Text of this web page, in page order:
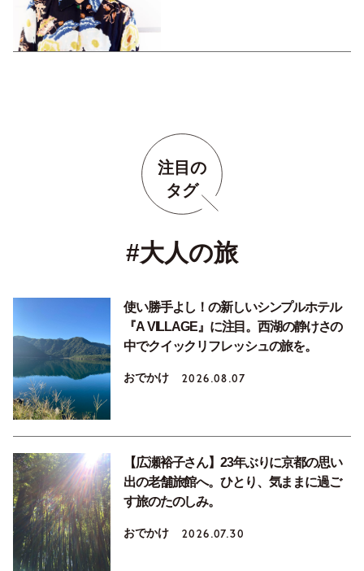
注目の
タグ
#大人の旅
使い勝手よし！の新しいシンプルホテル
『A VILLAGE』に注目。西湖の静けさの
中でクイックリフレッシュの旅を。
おでかけ 2026.08.07
【広瀬裕子さん】23年ぶりに京都の思い
出の老舗旅館へ。ひとり、気ままに過ご
す旅のたのしみ。
おでかけ 2026.07.30